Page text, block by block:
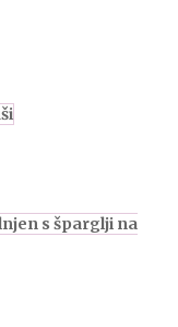
s šparglji na